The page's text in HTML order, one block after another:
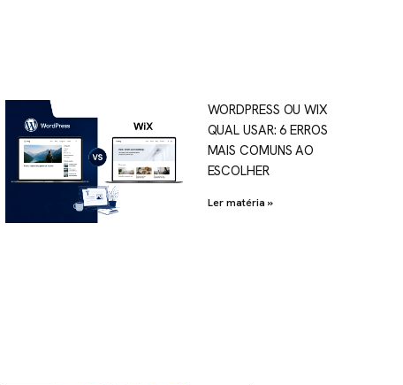
WORDPRESS OU WIX
QUAL USAR: 6 ERROS
MAIS COMUNS AO
ESCOLHER
Ler matéria »